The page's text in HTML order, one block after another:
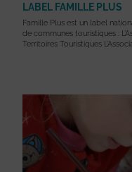
LABEL FAMILLE PLUS
Famille Plus est un label
de communes touristiques :
Territoires Touristiques